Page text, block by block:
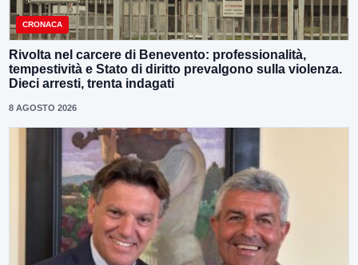
CRONACA
Rivolta nel carcere di Benevento: professionalità,
tempestività e Stato di diritto prevalgono sulla violenza.
Dieci arresti, trenta indagati
8 AGOSTO 2026